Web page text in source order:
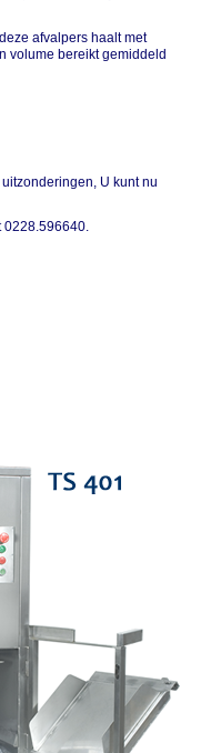
afvalpers haalt met
volume bereikt gemiddeld
U kunt nu
0228.596640.